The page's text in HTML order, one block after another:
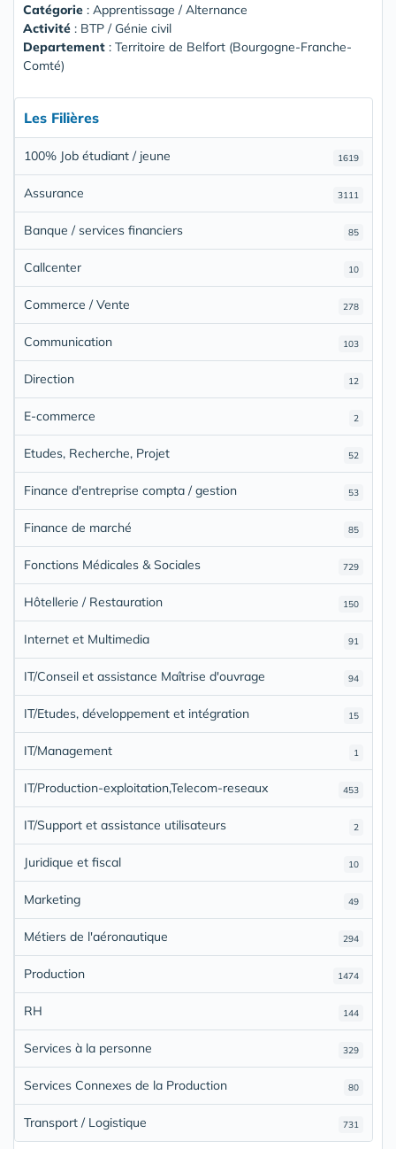
Catégorie : Apprentissage / Alternance
Activité : BTP / Génie civil
Departement : Territoire de Belfort (Bourgogne-Franche-
Comté)
Les Filières
1619
100% Job étudiant / jeune
3111
Assurance
85
Banque / services financiers
10
Callcenter
278
Commerce / Vente
103
Communication
12
Direction
2
E-commerce
52
Etudes, Recherche, Projet
53
Finance d'entreprise compta / gestion
85
Finance de marché
729
Fonctions Médicales & Sociales
150
Hôtellerie / Restauration
91
Internet et Multimedia
94
IT/Conseil et assistance Maîtrise d'ouvrage
15
IT/Etudes, développement et intégration
1
IT/Management
453
IT/Production-exploitation,Telecom-reseaux
2
IT/Support et assistance utilisateurs
10
Juridique et fiscal
49
Marketing
294
Métiers de l'aéronautique
1474
Production
144
RH
329
Services à la personne
80
Services Connexes de la Production
731
Transport / Logistique